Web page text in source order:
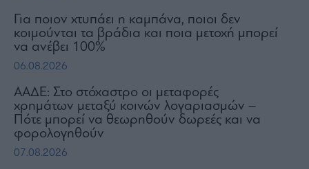
Για ποιον χτυπάει η καμπάνα, ποιοι δεν
κοιμούνται τα βράδια και ποια μετοχή μπορεί
να ανέβει 100%
06.08.2026
ΑΑΔΕ: Στο στόχαστρο οι μεταφορές
χρημάτων μεταξύ κοινών λογαριασμών –
Πότε μπορεί να θεωρηθούν δωρεές και να
φορολογηθούν
07.08.2026